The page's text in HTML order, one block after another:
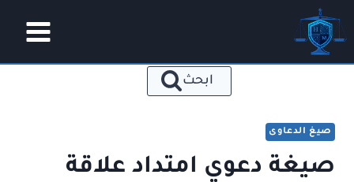
التجاوز
إلى
المحتوى
ابحث
صيغ الدعاوى
صيغة دعوي امتداد علاقة